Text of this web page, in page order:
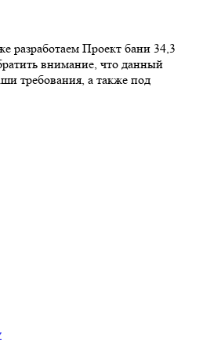
разработаем Проект бани 34,3
внимание, что данный
требования, а также под